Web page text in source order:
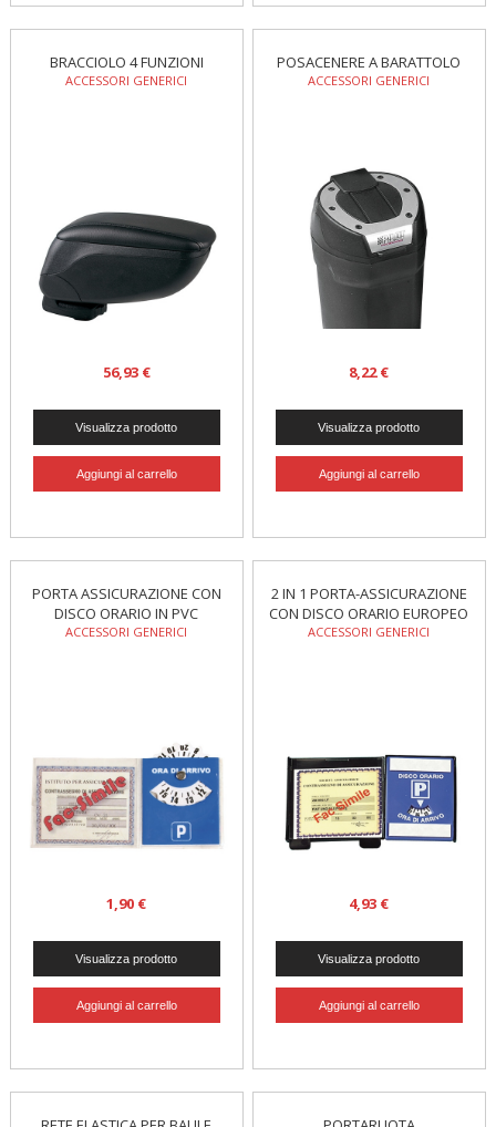
BRACCIOLO 4 FUNZIONI
ACCESSORI GENERICI
56,93 €
POSACENERE A BARATTOLO
ACCESSORI GENERICI
8,22 €
PORTA ASSICURAZIONE CON
DISCO ORARIO IN PVC
ACCESSORI GENERICI
1,90 €
2 IN 1 PORTA-ASSICURAZIONE
CON DISCO ORARIO EUROPEO
ACCESSORI GENERICI
4,93 €